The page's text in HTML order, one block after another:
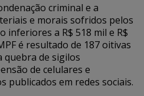
criminal e a
e morais sofridos pelos
inferiores a R$ 518 mil e R$
é resultado de 187 oitivas
quebra de sigilos
de celulares e
publicados em redes sociais.